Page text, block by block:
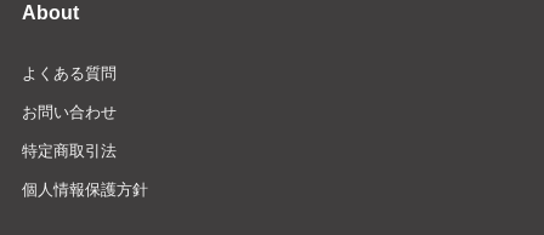
About
よくある質問
お問い合わせ
特定商取引法
個人情報保護方針